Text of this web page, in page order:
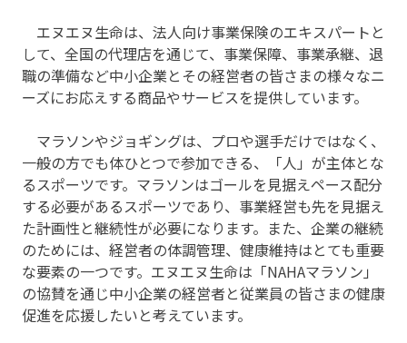
エヌエヌ生命は、法人向け事業保険のエキスパートと
して、全国の代理店を通じて、事業保障、事業承継、退
職の準備など中小企業とその経営者の皆さまの様々なニ
ーズにお応えする商品やサービスを提供しています。
マラソンやジョギングは、プロや選手だけではなく、
一般の方でも体ひとつで参加できる、「人」が主体とな
るスポーツです。マラソンはゴールを見据えペース配分
する必要があるスポーツであり、事業経営も先を見据え
た計画性と継続性が必要になります。また、企業の継続
のためには、経営者の体調管理、健康維持はとても重要
な要素の一つです。エヌエヌ生命は「NAHAマラソン」
の協賛を通じ中小企業の経営者と従業員の皆さまの健康
促進を応援したいと考えています。